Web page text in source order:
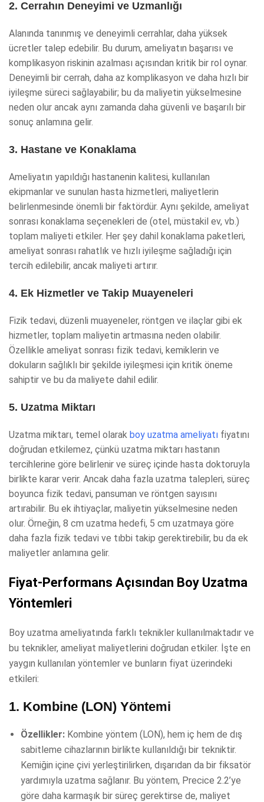
2. Cerrahın Deneyimi ve Uzmanlığı
Alanında tanınmış ve deneyimli cerrahlar, daha yüksek
ücretler talep edebilir. Bu durum, ameliyatın başarısı ve
komplikasyon riskinin azalması açısından kritik bir rol oynar.
Deneyimli bir cerrah, daha az komplikasyon ve daha hızlı bir
iyileşme süreci sağlayabilir; bu da maliyetin yükselmesine
neden olur ancak aynı zamanda daha güvenli ve başarılı bir
sonuç anlamına gelir.
3. Hastane ve Konaklama
Ameliyatın yapıldığı hastanenin kalitesi, kullanılan
ekipmanlar ve sunulan hasta hizmetleri, maliyetlerin
belirlenmesinde önemli bir faktördür. Aynı şekilde, ameliyat
sonrası konaklama seçenekleri de (otel, müstakil ev, vb.)
toplam maliyeti etkiler. Her şey dahil konaklama paketleri,
ameliyat sonrası rahatlık ve hızlı iyileşme sağladığı için
tercih edilebilir, ancak maliyeti artırır.
4. Ek Hizmetler ve Takip Muayeneleri
Fizik tedavi, düzenli muayeneler, röntgen ve ilaçlar gibi ek
hizmetler, toplam maliyetin artmasına neden olabilir.
Özellikle ameliyat sonrası fizik tedavi, kemiklerin ve
dokuların sağlıklı bir şekilde iyileşmesi için kritik öneme
sahiptir ve bu da maliyete dahil edilir.
5. Uzatma Miktarı
Uzatma miktarı, temel olarak boy uzatma ameliyatı fiyatını
doğrudan etkilemez, çünkü uzatma miktarı hastanın
tercihlerine göre belirlenir ve süreç içinde hasta doktoruyla
birlikte karar verir. Ancak daha fazla uzatma talepleri, süreç
boyunca fizik tedavi, pansuman ve röntgen sayısını
artırabilir. Bu ek ihtiyaçlar, maliyetin yükselmesine neden
olur. Örneğin, 8 cm uzatma hedefi, 5 cm uzatmaya göre
daha fazla fizik tedavi ve tıbbi takip gerektirebilir, bu da ek
maliyetler anlamına gelir.
Fiyat-Performans Açısından Boy Uzatma
Yöntemleri
Boy uzatma ameliyatında farklı teknikler kullanılmaktadır ve
bu teknikler, ameliyat maliyetlerini doğrudan etkiler. İşte en
yaygın kullanılan yöntemler ve bunların fiyat üzerindeki
etkileri:
1. Kombine (LON) Yöntemi
Özellikler: Kombine yöntem (LON), hem iç hem de dış
sabitleme cihazlarının birlikte kullanıldığı bir tekniktir.
Kemiğin içine çivi yerleştirilirken, dışarıdan da bir fiksatör
yardımıyla uzatma sağlanır. Bu yöntem, Precice 2.2’ye
göre daha karmaşık bir süreç gerektirse de, maliyet